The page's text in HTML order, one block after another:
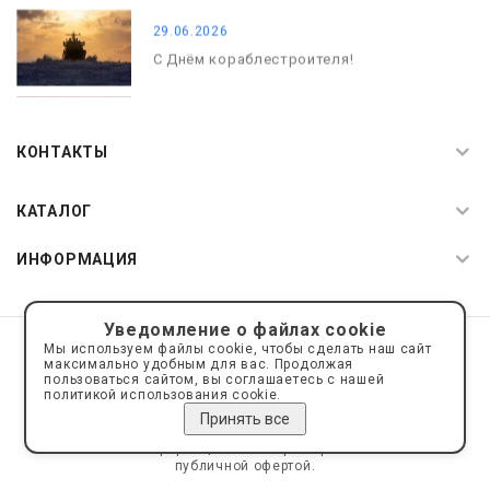
29.06.2026
С Днём кораблестроителя!
КОНТАКТЫ
КАТАЛОГ
ИНФОРМАЦИЯ
© 2019—2026 Интернет пространство АкваРос
sale@a-ros.ru
Политика конфиденциальности
Политика обработки персональных данных
Сайт носит информационный характер и не является
публичной офертой.
Уведомление о файлах cookie
Мы используем файлы cookie, чтобы сделать наш сайт
максимально удобным для вас. Продолжая
пользоваться сайтом, вы соглашаетесь с нашей
политикой использования cookie.
Принять все